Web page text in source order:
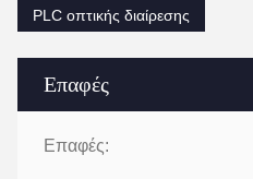
Επαφές
Επαφές:
PLC οπτικής διαίρεσης